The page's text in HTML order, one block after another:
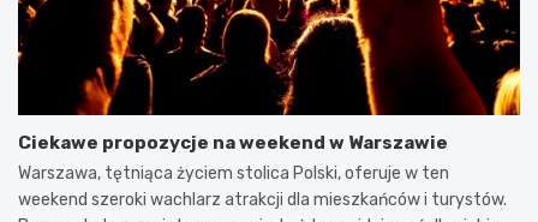
Ciekawe propozycje na weekend w Warszawie
Warszawa, tętniąca życiem stolica Polski, oferuje w ten
weekend szeroki wachlarz atrakcji dla mieszkańców i turystów.